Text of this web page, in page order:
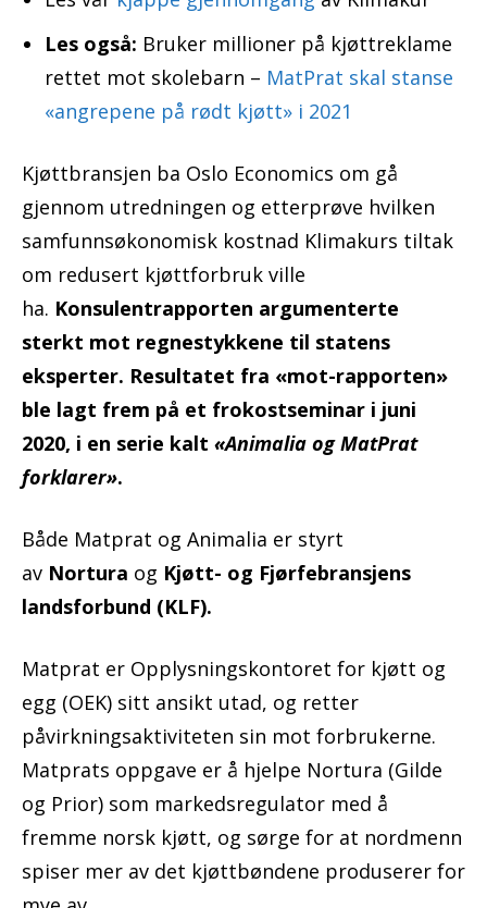
Les også: Bruker millioner på kjøttreklame
rettet mot skolebarn – MatPrat skal stanse
«angrepene på rødt kjøtt» i 2021
Kjøttbransjen ba Oslo Economics om gå
gjennom utredningen og etterprøve hvilken
samfunnsøkonomisk kostnad Klimakurs tiltak
om redusert kjøttforbruk ville
ha. Konsulentrapporten argumenterte
sterkt mot regnestykkene til statens
eksperter. Resultatet fra «mot-rapporten»
ble lagt frem på et frokostseminar i juni
2020, i en serie kalt «Animalia og MatPrat
forklarer».
Både Matprat og Animalia er styrt
av Nortura og Kjøtt- og Fjørfebransjens
landsforbund (KLF).
Matprat er Opplysningskontoret for kjøtt og
egg (OEK) sitt ansikt utad, og retter
påvirkningsaktiviteten sin mot forbrukerne.
Matprats oppgave er å hjelpe Nortura (Gilde
og Prior) som markedsregulator med å
fremme norsk kjøtt, og sørge for at nordmenn
spiser mer av det kjøttbøndene produserer for